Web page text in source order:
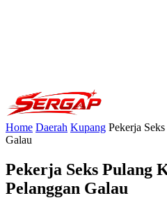
Home Daerah Kupang Pekerja
Galau
Pekerja Seks Pulang
Pelanggan Galau